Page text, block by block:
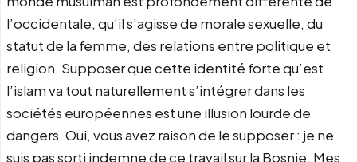
l’occidentale, qu’il s’agisse de morale sexuelle, du
statut de la femme, des relations entre politique et
religion. Supposer que cette identité forte qu’est
l’islam va tout naturellement s’intégrer dans les
sociétés européennes est une illusion lourde de
dangers. Oui, vous avez raison de le supposer : je ne
suis pas sorti indemne de ce travail sur la Bosnie. Mes